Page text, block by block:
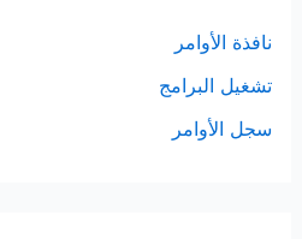
نافذة الأوامر
تشغيل البرامج
سجل الأوامر